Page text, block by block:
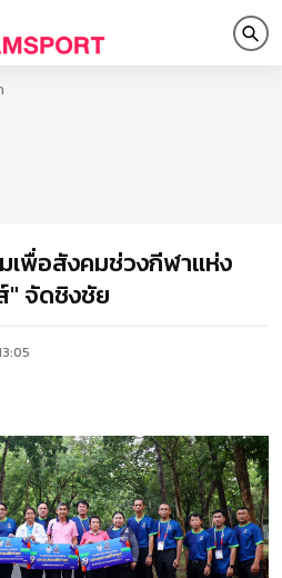
เพื่อสังคมช่วงกีฬาแห่ง
" จัดชิงชัย